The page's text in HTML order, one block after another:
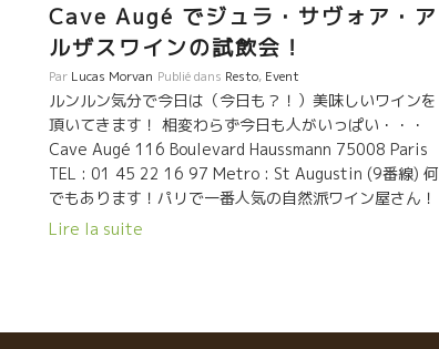
境地を切り開く醸造家が必要だったのである。ブルノは
先駆者として大きな役割を演じてきた。 既成醸造学の概
念を覆すブルノ醸造学 ブルノは机上の醸造学は信じてい
ない。すべて自分で実践して確認した事を実行してい
る。普通の醸造学の先生達が見るとエッ！と驚くような
ワイン造りをしている。例えば、ブルノは樽熟成中にウ
イヤージ（注ぎ足し作業）を一切しない。ワインを樽の
中に入れたら最後、液面が蒸発で目減りして樽内に空間
ばとんでもない危険なこと。でもブルノのワインは酸化
と前までやっていた。最近は600L大樽を使っているの
Cave Augé でジュラ・サヴォア・ア
ルザスワインの試飲会！
Par Lucas Morvan Publié dans Resto, Event
ルンルン気分で今日は（今日も？！）美味しいワインを
頂いてきます！ 相変わらず今日も人がいっぱい・・・
Cave Augé 116 Boulevard Haussmann 75008 Paris
TEL : 01 45 22 16 97 Metro : St Augustin (9番線) 何
でもあります！パリで一番人気の自然派ワイン屋さん！
Domaine Stéphane Tissot (Jura)＊ドメーヌ・ステファ
Lire la suite